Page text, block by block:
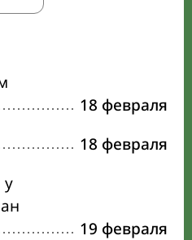
18 февраля
18 февраля
у
19 февраля